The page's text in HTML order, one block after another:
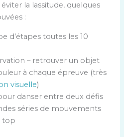
la lassitude, quelques
:
d’étapes toutes les 10
– retrouver un objet
à chaque épreuve (très
visuelle)
danser entre deux défis
séries de mouvements
top